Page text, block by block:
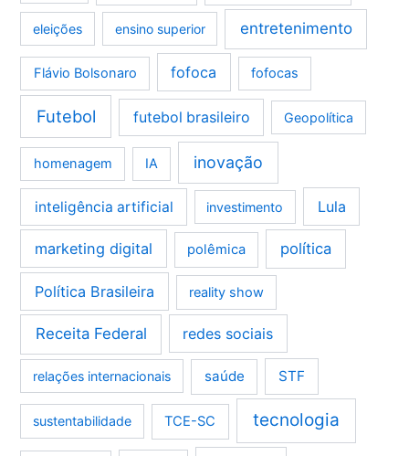
eleições ensino superior entretenimento
Flávio Bolsonaro fofoca fofocas
Futebol futebol brasileiro Geopolítica
homenagem IA inovação
inteligência artificial investimento Lula
marketing digital polêmica política
Política Brasileira reality show
Receita Federal redes sociais
relações internacionais saúde STF
sustentabilidade TCE-SC tecnologia